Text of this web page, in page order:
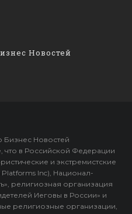
Новостей
Бизнес Новостей
что в Российской Федерации
и экстремистские
Inc), Национал-
религиозная организация
Иеговы в России» и
религиозные организации,